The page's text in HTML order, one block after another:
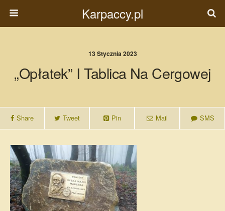
Karpaccy.pl
13 Stycznia 2023
„Opłatek” I Tablica Na Cergowej
Share Tweet Pin Mail SMS